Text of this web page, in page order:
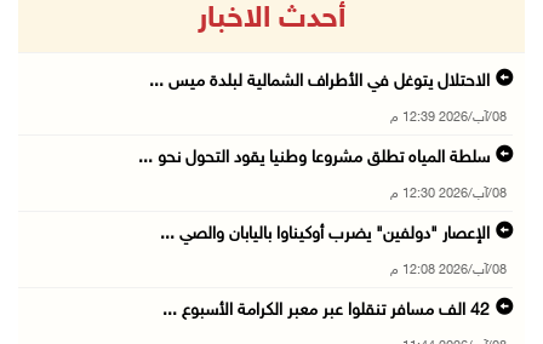
أحدث الاخبار
الاحتلال يتوغل في الأطراف الشمالية لبلدة ميس ...
08/آب/2026 12:39 م
سلطة المياه تطلق مشروعا وطنيا يقود التحول نحو ...
08/آب/2026 12:30 م
الإعصار "دولفين" يضرب أوكيناوا باليابان والصي ...
08/آب/2026 12:08 م
42 الف مسافر تنقلوا عبر معبر الكرامة الأسبوع ...